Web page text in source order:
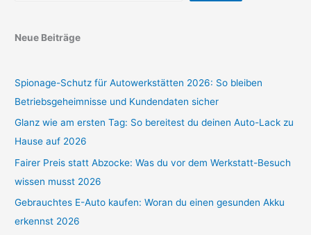
Neue Beiträge
Spionage-Schutz für Autowerkstätten 2026: So bleiben
Betriebsgeheimnisse und Kundendaten sicher
Glanz wie am ersten Tag: So bereitest du deinen Auto-Lack zu
Hause auf 2026
Fairer Preis statt Abzocke: Was du vor dem Werkstatt-Besuch
wissen musst 2026
Gebrauchtes E-Auto kaufen: Woran du einen gesunden Akku
erkennst 2026